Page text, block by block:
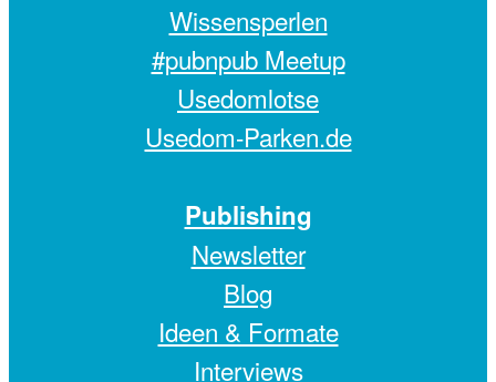
Wissensperlen
#pubnpub Meetup
Usedomlotse
Usedom-Parken.de
Publishing
Newsletter
Blog
Ideen & Formate
Interviews